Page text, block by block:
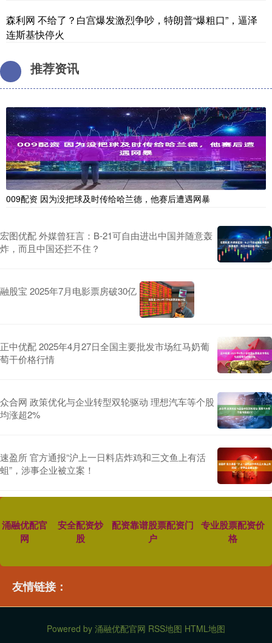
森利网 不给了？白宫爆发激烈争吵，特朗普“爆粗口”，逼泽
连斯基快停火
推荐资讯
009配资 因为没把球及时传给哈兰德，他赛后遭遇网暴
宏图优配 外媒曾狂言：B-21可自由进出中国并随意轰
炸，而且中国还拦不住？
融股宝 2025年7月电影票房破30亿
正中优配 2025年4月27日全国主要批发市场红马奶葡
萄干价格行情
众合网 政策优化与企业转型双轮驱动 理想汽车等个股
均涨超2%
速盈所 官方通报“沪上一日料店炸鸡和三文鱼上有活
蛆”，涉事企业被立案！
涌融优配官
网
安全配资炒
股
配资靠谱股票配资门
户
专业股票配资价
格
友情链接：
Powered by 涌融优配官网 RSS地图 HTML地图